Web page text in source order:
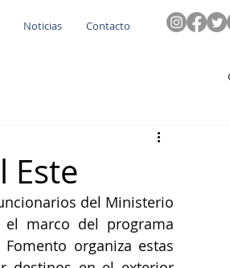
Noticias Contacto
Este
del Ministerio
el marco del programa
organiza estas